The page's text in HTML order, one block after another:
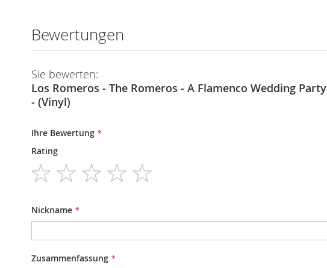
Bewertungen
Sie bewerten:
Los Romeros - The Romeros - A Flamenco Wedding Party
- (Vinyl)
Ihre Bewertung
Rating
1
star
2
stars
3
stars
4
stars
Nickname
Zusammenfassung